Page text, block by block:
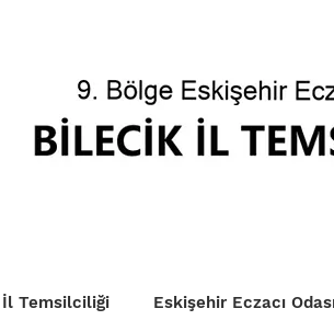
Temsilciliği Eskişehir Eczacı